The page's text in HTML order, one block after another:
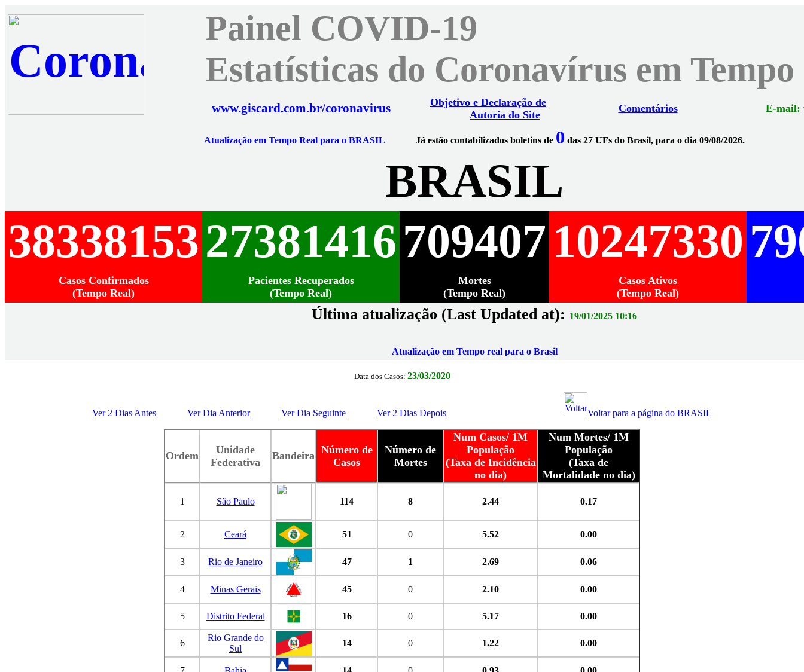
Painel COVID-19
Estatísticas do Coronavírus em Tempo
www.giscard.com.br/coronavirus
Objetivo e Declaração de
Autoria do Site
Comentários E-mail:
Atualização em Tempo Real para o BRASIL Já estão contabilizados boletins de 0 das 27 UFs do Brasil, para o dia 09/08/2026.
BRASIL
3833815327381416709407 10247330
Casos Confirmados
(Tempo Real)
Pacientes Recuperados
(Tempo Real)
Mortes
(Tempo Real)
Casos Ativos
(Tempo Real)
Última atualização (Last Updated at): 19/01/2025 10:16
Atualização em Tempo real para o Brasil
Data dos Casos: 23/03/2020
Ver 2 Dias Antes Ver Dia Anterior Ver Dia Seguinte Ver 2 Dias Depois Voltar para a página do BRASIL
Ordem
Unidade
Federativa
Bandeira Número de
Casos
Número de
Mortes
Num Casos/ 1M
População
(Taxa de Incidência
no dia)
Num Mortes/ 1M
População
(Taxa de
Mortalidade no dia)
1 São Paulo 114 8 2.44 0.17
2 Ceará 51 0 5.52 0.00
3 Rio de Janeiro 47 1 2.69 0.06
4 Minas Gerais 45 0 2.10 0.00
5 Distrito Federal 16 0 5.17 0.00
6
Rio Grande do
Sul
14 0 1.22 0.00